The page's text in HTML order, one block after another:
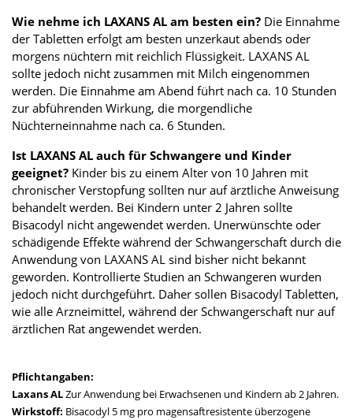
Wie nehme ich LAXANS AL am besten ein? Die Einnahme
der Tabletten erfolgt am besten unzerkaut abends oder
morgens nüchtern mit reichlich Flüssigkeit. LAXANS AL
sollte jedoch nicht zusammen mit Milch eingenommen
werden. Die Einnahme am Abend führt nach ca. 10 Stunden
zur abführenden Wirkung, die morgendliche
Nüchterneinnahme nach ca. 6 Stunden.
Ist LAXANS AL auch für Schwangere und Kinder
geeignet? Kinder bis zu einem Alter von 10 Jahren mit
chronischer Verstopfung sollten nur auf ärztliche Anweisung
behandelt werden. Bei Kindern unter 2 Jahren sollte
Bisacodyl nicht angewendet werden. Unerwünschte oder
schädigende Effekte während der Schwangerschaft durch die
Anwendung von LAXANS AL sind bisher nicht bekannt
geworden. Kontrollierte Studien an Schwangeren wurden
jedoch nicht durchgeführt. Daher sollen Bisacodyl Tabletten,
wie alle Arzneimittel, während der Schwangerschaft nur auf
ärztlichen Rat angewendet werden.
Pflichtangaben:
Laxans ALZur Anwendung bei Erwachsenen und Kindern ab 2 Jahren.
Wirkstoff: Bisacodyl 5 mg pro magensaftresistente überzogene